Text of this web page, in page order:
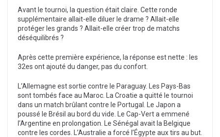
Avant le tournoi, la question était claire. Cette ronde
supplémentaire allait-elle diluer le drame ? Allait-elle
protéger les grands ? Allait-elle créer trop de matchs
déséquilibrés ?
Après cette première expérience, la réponse est nette : les
32es ont ajouté du danger, pas du confort.
L’Allemagne est sortie contre le Paraguay. Les Pays-Bas
sont tombés face au Maroc. La Croatie a quitté le tournoi
dans un match brûlant contre le Portugal. Le Japon a
poussé le Brésil au bord du vide. Le Cap-Vert a emmené
l’Argentine en prolongation. Le Sénégal avait la Belgique
contre les cordes. L’Australie a forcé l’Égypte aux tirs au but.